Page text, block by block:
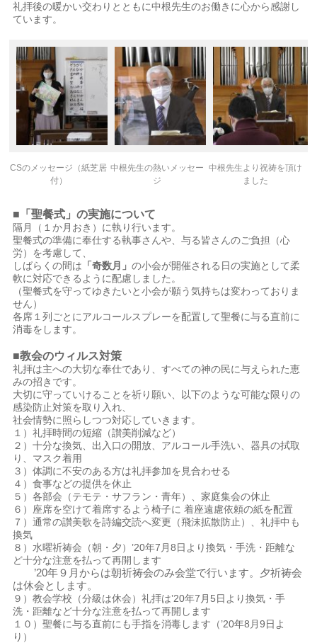
礼拝後の暖かい交わりとともに中根先生のお働きに心から感謝し
ています。
CSのメッセージ（紙芝居
付）
中根先生の熱いメッセー
ジ
中根先生より祝祷を頂け
ました
■「聖餐式」の実施について
隔月（１か月おき）に執り行います。
聖餐式の準備に奉仕する執事さんや、与る皆さんのご負担（心
労）を考慮して、
しばらくの間は 「奇数月」の小会が開催される日の実施として柔
軟に対応できるように配慮しました。
（聖餐式を守ってゆきたいと小会が願う気持ちは変わっておりま
せん）
各席１列ごとにアルコールスプレーを配置して聖餐に与る直前に
消毒をします。
■教会のウィルス対策
礼拝は主への大切な奉仕であり、すべての神の民に与えられた恵
みの招きです。
大切に守っていけることを祈り願い、以下のような可能な限りの
感染防止対策を取り入れ、
社会情勢に照らしつつ対応していきます。
１）礼拝時間の短縮（讃美削減など）
２）十分な換気、出入口の開放、アルコール手洗い、器具の拭取
り、マスク着用
３）体調に不安のある方は礼拝参加を見合わせる
４）食事などの提供を休止
５）各部会（テモテ・サフラン・青年）、家庭集会の休止
６）座席を空けて着席するよう椅子に 着座遠慮依頼の紙を配置
７）通常の讃美歌を詩編交読へ変更（飛沫拡散防止）、礼拝中も
換気
８）水曜祈祷会（朝・夕）’20年7月8日より換気・手洗・距離な
ど十分な注意を払って再開します
’20年９月からは朝祈祷会のみ会堂で行います。夕祈祷会
は休会とします。
９）教会学校（分級は休会）礼拝は’20年7月5日より換気・手
洗・距離など十分な注意を払って再開します
１０）聖餐に与る直前にも手指を消毒します（’20年8月9日よ
り）